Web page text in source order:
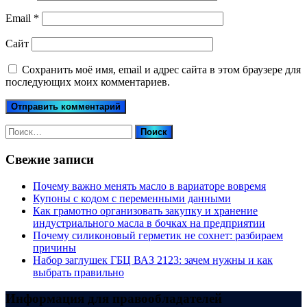
Email *
Сайт
Сохранить моё имя, email и адрес сайта в этом браузере для
последующих моих комментариев.
Найти:
Свежие записи
Почему важно менять масло в вариаторе вовремя
Купоны c кодом с переменными данными
Как грамотно организовать закупку и хранение
индустриального масла в бочках на предприятии
Почему силиконовый герметик не сохнет: разбираем
причины
Набор заглушек ГБЦ ВАЗ 2123: зачем нужны и как
выбрать правильно
Информация для правообладателей